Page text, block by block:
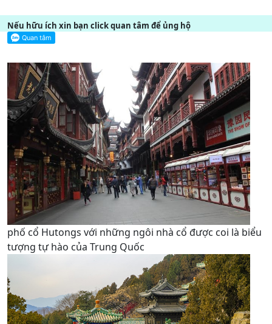
Nếu hữu ích xin bạn click quan tâm để ủng hộ
phố cổ Hutongs với những ngôi nhà cổ được coi là biểu
tượng tự hào của Trung Quốc